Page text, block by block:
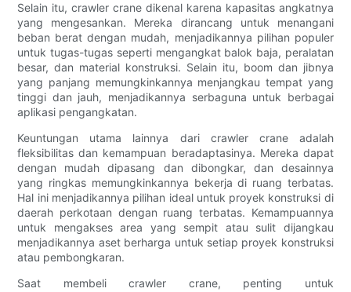
Selain itu, crawler crane dikenal karena kapasitas angkatnya
yang mengesankan. Mereka dirancang untuk menangani
beban berat dengan mudah, menjadikannya pilihan populer
untuk tugas-tugas seperti mengangkat balok baja, peralatan
besar, dan material konstruksi. Selain itu, boom dan jibnya
yang panjang memungkinkannya menjangkau tempat yang
tinggi dan jauh, menjadikannya serbaguna untuk berbagai
aplikasi pengangkatan.
Keuntungan utama lainnya dari crawler crane adalah
fleksibilitas dan kemampuan beradaptasinya. Mereka dapat
dengan mudah dipasang dan dibongkar, dan desainnya
yang ringkas memungkinkannya bekerja di ruang terbatas.
Hal ini menjadikannya pilihan ideal untuk proyek konstruksi di
daerah perkotaan dengan ruang terbatas. Kemampuannya
untuk mengakses area yang sempit atau sulit dijangkau
menjadikannya aset berharga untuk setiap proyek konstruksi
atau pembongkaran.
Saat membeli crawler crane, penting untuk